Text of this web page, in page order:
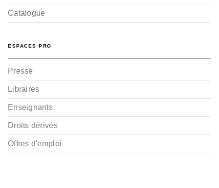
Catalogue
ESPACES PRO
Presse
Libraires
Enseignants
Droits dérivés
Offres d'emploi